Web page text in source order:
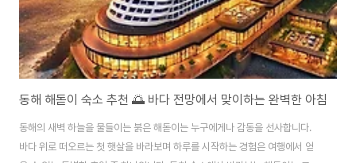
동해 해돋이 숙소 추천 🌅 바다 전망에서 맞이하는 완벽한 아침
동해의 새벽 하늘을 물들이는 붉은 해돋이는 누구에게나 감동을 선사합니다.
바다 위로 떠오르는 첫 햇살을 바라보며 하루를 시작하는 경험은 여행에서 얻